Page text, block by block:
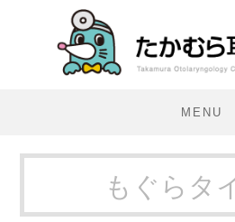
MENU
医院紹介
診療案内
もぐらタ